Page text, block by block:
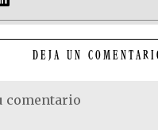
DEJA UN